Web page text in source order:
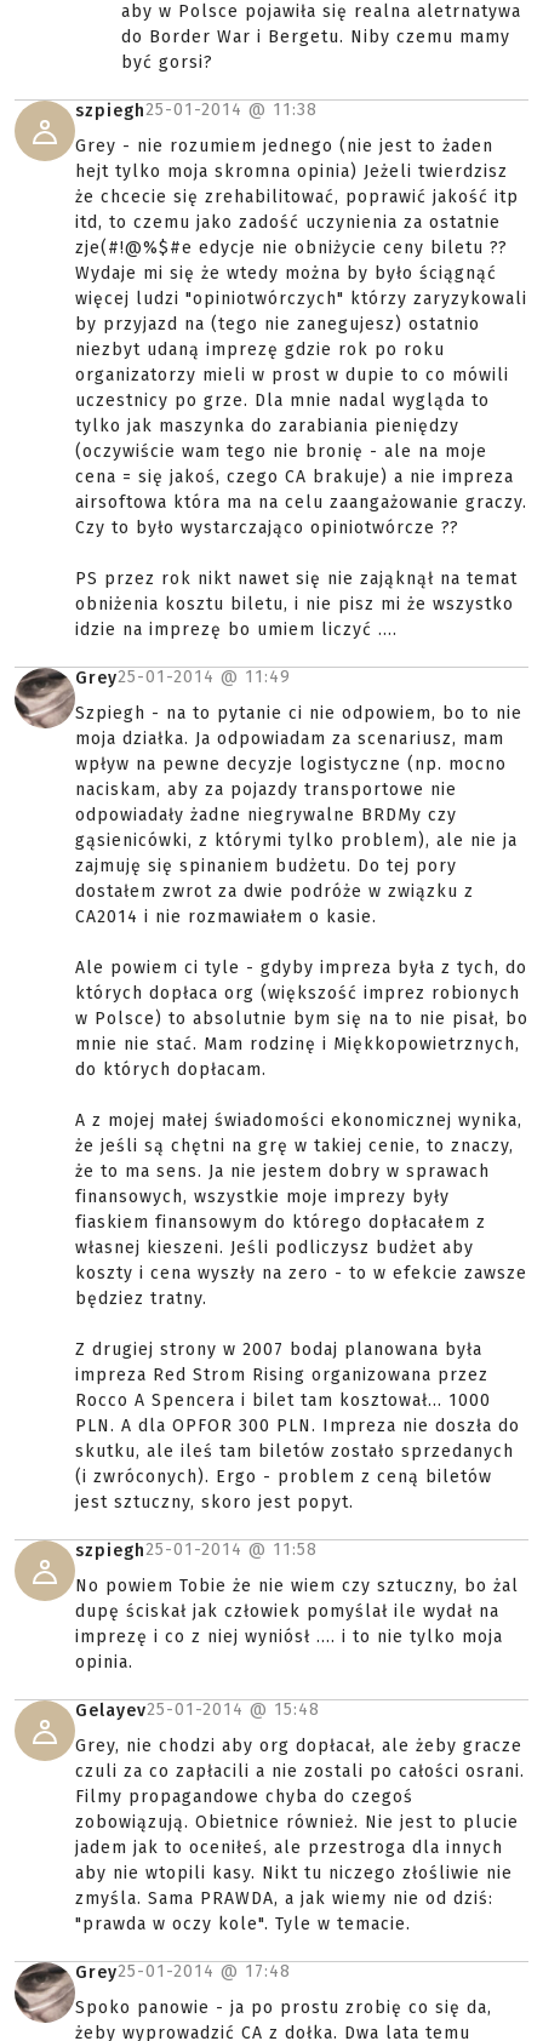
aby w Polsce pojawiła się realna aletrnatywa
do Border War i Bergetu. Niby czemu mamy
być gorsi?
szpiegh25-01-2014 @ 11:38
Grey - nie rozumiem jednego (nie jest to żaden
hejt tylko moja skromna opinia) Jeżeli twierdzisz
że chcecie się zrehabilitować, poprawić jakość itp
itd, to czemu jako zadość uczynienia za ostatnie
zje(#!@%$#e edycje nie obniżycie ceny biletu ??
Wydaje mi się że wtedy można by było ściągnąć
więcej ludzi "opiniotwórczych" którzy zaryzykowali
by przyjazd na (tego nie zanegujesz) ostatnio
niezbyt udaną imprezę gdzie rok po roku
organizatorzy mieli w prost w dupie to co mówili
uczestnicy po grze. Dla mnie nadal wygląda to
tylko jak maszynka do zarabiania pieniędzy
(oczywiście wam tego nie bronię - ale na moje
cena = się jakoś, czego CA brakuje) a nie impreza
airsoftowa która ma na celu zaangażowanie graczy.
Czy to było wystarczająco opiniotwórcze ??
PS przez rok nikt nawet się nie zająknął na temat
obniżenia kosztu biletu, i nie pisz mi że wszystko
idzie na imprezę bo umiem liczyć ....
Grey25-01-2014 @ 11:49
Szpiegh - na to pytanie ci nie odpowiem, bo to nie
moja działka. Ja odpowiadam za scenariusz, mam
wpływ na pewne decyzje logistyczne (np. mocno
naciskam, aby za pojazdy transportowe nie
odpowiadały żadne niegrywalne BRDMy czy
gąsienicówki, z którymi tylko problem), ale nie ja
zajmuję się spinaniem budżetu. Do tej pory
dostałem zwrot za dwie podróże w związku z
CA2014 i nie rozmawiałem o kasie.
Ale powiem ci tyle - gdyby impreza była z tych, do
których dopłaca org (większość imprez robionych
w Polsce) to absolutnie bym się na to nie pisał, bo
mnie nie stać. Mam rodzinę i Miękkopowietrznych,
do których dopłacam.
A z mojej małej świadomości ekonomicznej wynika,
że jeśli są chętni na grę w takiej cenie, to znaczy,
że to ma sens. Ja nie jestem dobry w sprawach
finansowych, wszystkie moje imprezy były
fiaskiem finansowym do którego dopłacałem z
własnej kieszeni. Jeśli podliczysz budżet aby
koszty i cena wyszły na zero - to w efekcie zawsze
będziez tratny.
Z drugiej strony w 2007 bodaj planowana była
impreza Red Strom Rising organizowana przez
Rocco A Spencera i bilet tam kosztował... 1000
PLN. A dla OPFOR 300 PLN. Impreza nie doszła do
skutku, ale ileś tam biletów zostało sprzedanych
(i zwróconych). Ergo - problem z ceną biletów
jest sztuczny, skoro jest popyt.
szpiegh25-01-2014 @ 11:58
No powiem Tobie że nie wiem czy sztuczny, bo żal
dupę ściskał jak człowiek pomyślał ile wydał na
imprezę i co z niej wyniósł .... i to nie tylko moja
opinia.
Gelayev25-01-2014 @ 15:48
Grey, nie chodzi aby org dopłacał, ale żeby gracze
czuli za co zapłacili a nie zostali po całości osrani.
Filmy propagandowe chyba do czegoś
zobowiązują. Obietnice również. Nie jest to plucie
jadem jak to oceniłeś, ale przestroga dla innych
aby nie wtopili kasy. Nikt tu niczego złośliwie nie
zmyśla. Sama PRAWDA, a jak wiemy nie od dziś:
"prawda w oczy kole". Tyle w temacie.
Grey25-01-2014 @ 17:48
Spoko panowie - ja po prostu zrobię co się da,
żeby wyprowadzić CA z dołka. Dwa lata temu